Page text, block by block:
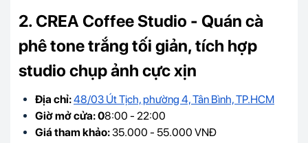
2. CREA Coffee Studio - Quán cà
phê tone trắng tối giản, tích hợp
studio chụp ảnh cực xịn
Địa chỉ:48/03 Út Tịch, phường 4, Tân Bình, TP.HCM
Giờ mở cửa:08:00 - 22:00
Giá tham khảo:35.000 - 55.000 VNĐ